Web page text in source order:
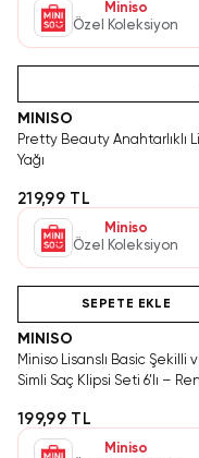
Miniso
Özel Koleksiyon
MINISO
Pretty Beauty Anahtarlıklı
Yağı
219,99 TL
Miniso
Özel Koleksiyon
SEPETE EKLE
MINISO
Miniso Lisanslı Basic Şekilli
Simli Saç Klipsi Seti 6’lı –
199,99 TL
Miniso